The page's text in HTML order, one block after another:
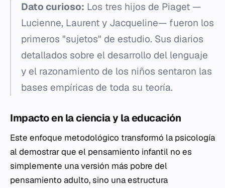
Dato curioso: Los tres hijos de Piaget —
Lucienne, Laurent y Jacqueline— fueron los
primeros "sujetos" de estudio. Sus diarios
detallados sobre el desarrollo del lenguaje
y el razonamiento de los niños sentaron las
bases empíricas de toda su teoría.
Impacto en la ciencia y la educación
Este enfoque metodológico transformó la psicología
al demostrar que el pensamiento infantil no es
simplemente una versión más pobre del
pensamiento adulto, sino una estructura